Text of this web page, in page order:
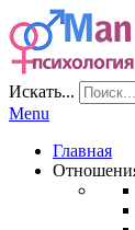
Искать...
Menu
Главная